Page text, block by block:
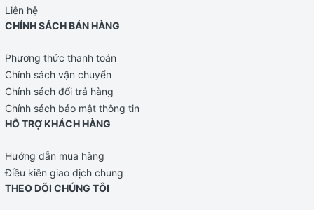
Liên hệ
CHÍNH SÁCH BÁN HÀNG
Phương thức thanh toán
Chính sách vận chuyển
Chính sách đổi trả hàng
Chính sách bảo mật thông tin
HỖ TRỢ KHÁCH HÀNG
Hướng dẫn mua hàng
Điều kiên giao dịch chung
THEO DÕI CHÚNG TÔI